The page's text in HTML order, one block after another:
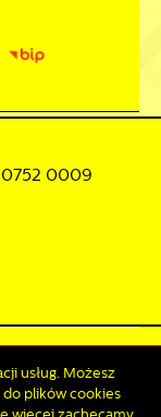
0009
usług. Możesz
plików cookies